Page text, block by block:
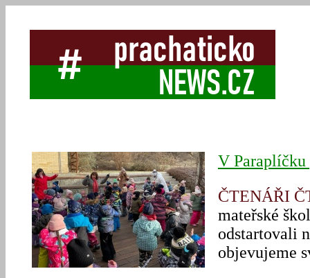
V Paraplíčku
ČTENÁŘI
mateřské
odstartovali
objevujeme